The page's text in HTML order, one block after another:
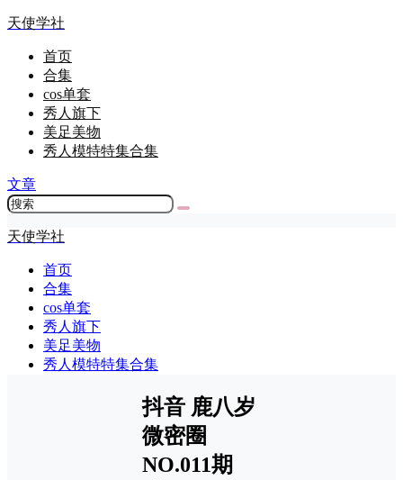
天使学社
首页
合集
cos单套
秀人旗下
美足美物
秀人模特特集合集
文章
天使学社
首页
合集
cos单套
秀人旗下
美足美物
秀人模特特集合集
抖音 鹿八岁
微密圈
NO.011期